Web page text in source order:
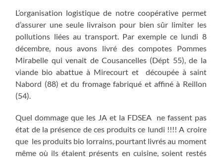
L’organisation logistique de notre coopérative permet
d’assurer une seule livraison pour bien sûr limiter les
pollutions liées au transport. Par exemple ce lundi 8
décembre, nous avons livré des compotes Pommes
Mirabelle qui venait de Cousancelles (Dépt 55), de la
viande bio abattue à Mirecourt et découpée à saint
Nabord (88) et du fromage fabriqué et affiné à Reillon
(54).
Quel dommage que les JA et la FDSEA ne fassent pas
état de la présence de ces produits ce lundi !!!! A croire
que les produits bio lorrains, pourtant livrés au moment
même où ils étaient présents en cuisine, soient restés